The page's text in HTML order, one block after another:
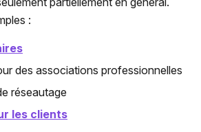
:
des associations professionnelles
réseautage
les clients